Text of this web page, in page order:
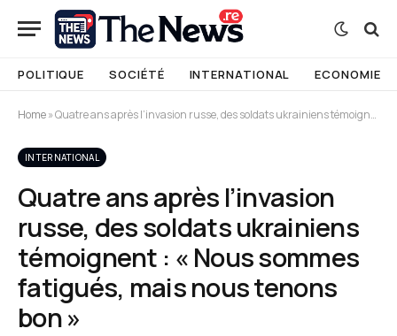
POLITIQUE SOCIÉTÉ INTERNATIONAL ECONOMIE
Home»Quatre ans après l’invasion russe, des soldats ukrainiens témoignent : « Nous sommes fatigués, mais nous tenons bon »
INTERNATIONAL
Quatre ans après l’invasion
russe, des soldats ukrainiens
témoignent : « Nous sommes
fatigués, mais nous tenons
bon »